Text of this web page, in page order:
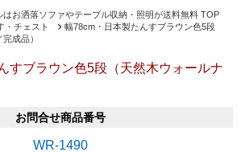
お洒落ソファやテーブル収納・照明が送料無料 TOP
・チェスト
幅78cm・日本製たんすブラウン色5段
成品）
すブラウン色5段（天然木ウォールナ
お問合せ商品番号
WR-1490